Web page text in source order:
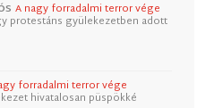
A nagy forradalmi terror vége
protestáns gyülekezetben adott
forradalmi terror vége
hivatalosan püspökké